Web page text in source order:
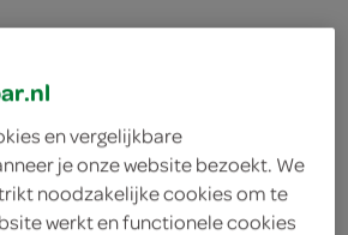
assorti
en vergelijkbare
je onze website bezoekt. We
noodzakelijke cookies om te
werkt en functionele cookies